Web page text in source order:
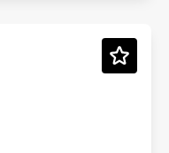
Em Construção